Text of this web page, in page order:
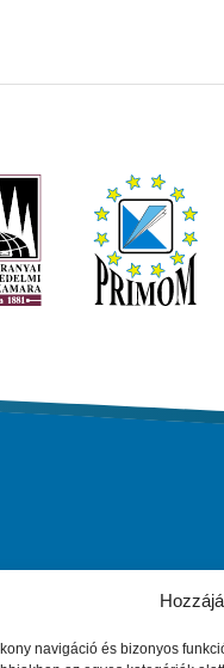
navigáció és bizonyos